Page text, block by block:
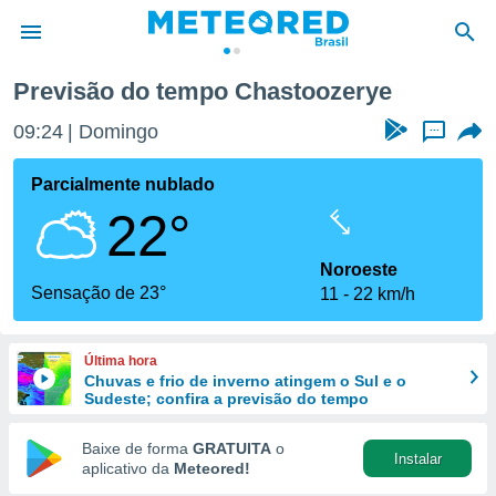
da
fornecidas
a este
das
e
forma
digital
Previsão do tempo Chastoozerye
09:24 Domingo ...
Parcialmente nublado
22°
Sensação de 23°
Noroeste
11
22 km/h
Última hora
Chuvas e frio de inverno atingem o Sul e o
Sudeste; confira a previsão do tempo
Baixe de forma GRATUITA o
aplicativo da Meteored!
Instalar